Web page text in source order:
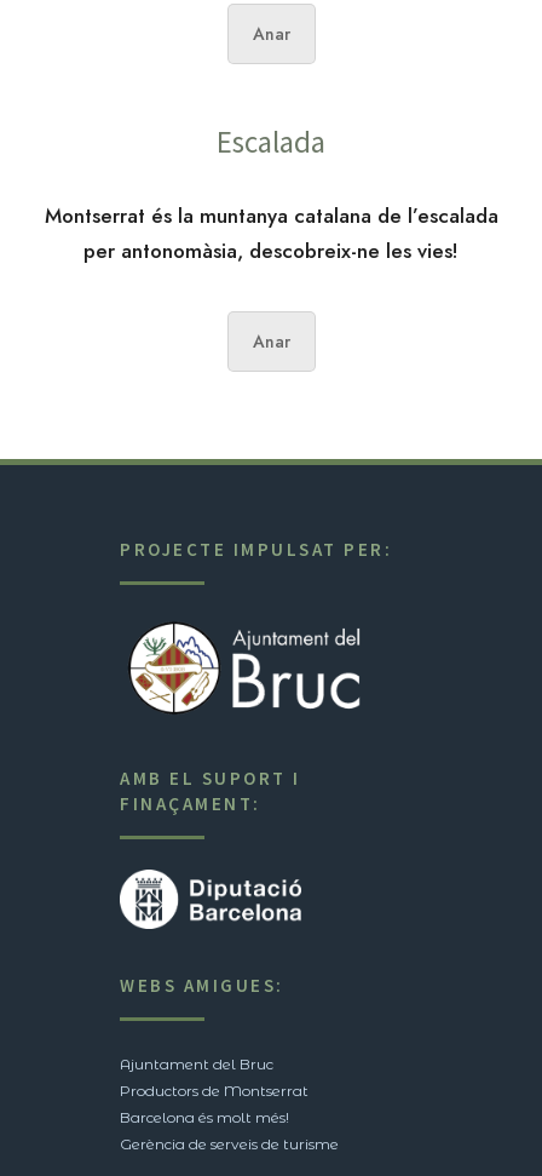
Anar
Escalada
Montserrat és la muntanya catalana de l’escalada
per antonomàsia, descobreix-ne les vies!
Anar
PROJECTE IMPULSAT PER:
AMB EL SUPORT I
FINAÇAMENT:
WEBS AMIGUES:
Ajuntament del Bruc
Productors de Montserrat
Barcelona és molt més!
Gerència de serveis de turisme